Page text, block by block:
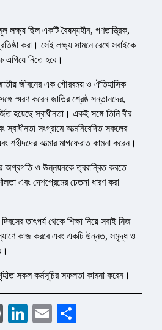
লক্ষ্য ছিল একটি বৈষম্যহীন, গণতান্ত্রিক,
করা। সেই লক্ষ্য সামনে রেখে সবাইকে
নিতে হবে।
জীবনের এক গৌরবময় ও ঐতিহাসিক
স্মরণ করেন জাতির শ্রেষ্ঠ সন্তানদের,
হয়েছে স্বাধীনতা। একই সঙ্গে তিনি বীর
স্বাধীনতা সংগ্রামে আত্মনিবেদিত সকলের
শহীদদের আত্মার মাগফেরাত কামনা করেন।
অগ্রগতি ও উন্নয়নকে ত্বরান্বিত করতে
এবং দেশপ্রেমের চেতনা ধারণ করা
তাৎপর্য থেকে শিক্ষা নিয়ে সবাই নিজ
কাজ করবে এবং একটি উন্নত, সমৃদ্ধ ও
গৃহীত সকল কর্মসূচির সফলতা কামনা করেন।
WordPress
LinkedIn
Email